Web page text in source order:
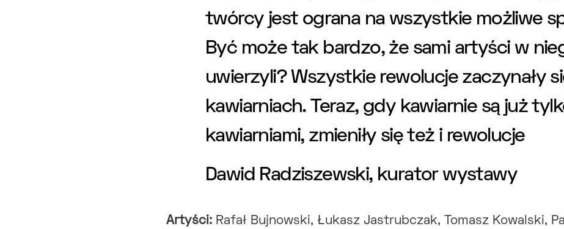
twórcy jest ograna na wszystkie możliwe
Być może tak bardzo, że sami artyści w
uwierzyli? Wszystkie rewolucje zaczynały
kawiarniach. Teraz, gdy kawiarnie są już
kawiarniami, zmieniły się też i rewolucje
Dawid Radziszewski, kurator wystawy
Artyści: Rafał Bujnowski, Łukasz Jastrubczak, Tomasz Kowalski,